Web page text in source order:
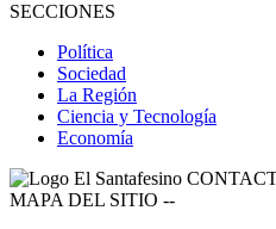
SECCIONES
Política
Sociedad
La Región
Ciencia y Tecnología
Economía
MAPA DEL SITIO --